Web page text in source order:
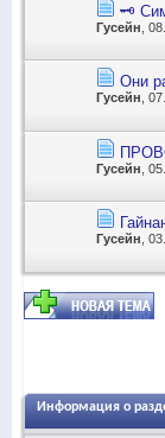
🗝️
Гусейн ,
Они
Гусейн,
Гусейн ,
Гусейн ,
Информация о